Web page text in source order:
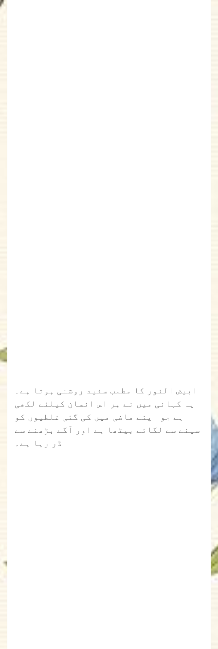
ابیض النور کا مطلب سفید روشنی ہوتا ہے۔
یہ کہانی میں نے ہر اس انسان کیلئے لکھی
ہے جو اپنے ماضی میں کی گئی غلطیوں کو
سینے سے لگائے بیٹھا ہے اور آگے بڑھنے سے
ڈر رہا ہے۔